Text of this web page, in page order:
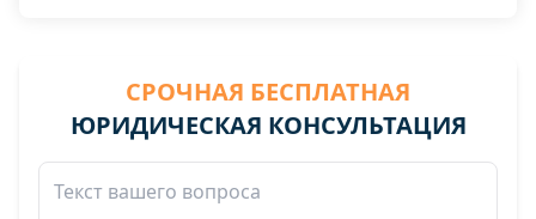
СРОЧНАЯ БЕСПЛАТНАЯ
ЮРИДИЧЕСКАЯ КОНСУЛЬТАЦИЯ